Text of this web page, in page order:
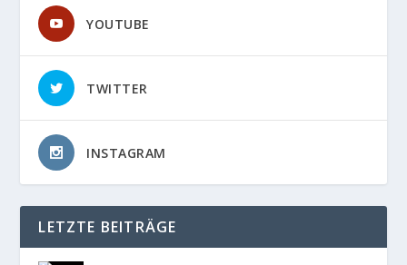
YOUTUBE
TWITTER
INSTAGRAM
LETZTE BEITRÄGE